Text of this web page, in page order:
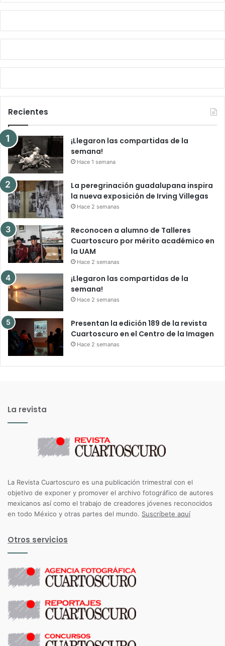
Recientes
¡Llegaron las compartidas de la
semana!
Hace 1 semana
La peregrinación guadalupana inspira
la nueva exposición de Irving Villegas
Hace 2 semanas
Reconocen a alumno de Talleres
Cuartoscuro por mérito académico en
la UAM
Hace 2 semanas
¡Llegaron las compartidas de la
semana!
Hace 2 semanas
Presentan la edición 189 de la revista
Cuartoscuro en el Centro de la Imagen
Hace 2 semanas
La revista
La Revista Cuartoscuro es una publicación trimestral con el
objetivo de exponer y promover el archivo fotográfico de autores
mexicanos así como el trabajo de creadores jóvenes reconocidos
en todo México y otras partes del mundo. Suscríbete aquí
Otros servicios